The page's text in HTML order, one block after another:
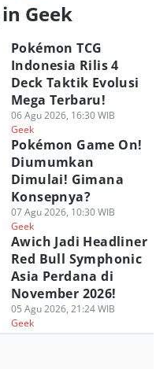
Hero
Hadir di
Brewek
Marvel!
[QUIZ]
Wibu Kamu?
Lewat Kuis Ini
Geek
Pokémon TCG
Indonesia Rilis 4
Deck Taktik Evolusi
Mega Terbaru!
06 Agu 2026, 16:30 WIB
Geek
Pokémon Game On!
Diumumkan
Dimulai! Gimana
Konsepnya?
07 Agu 2026, 10:30 WIB
Geek
Awich Jadi Headliner
Red Bull Symphonic
Asia Perdana di
November 2026!
05 Agu 2026, 21:24 WIB
Geek